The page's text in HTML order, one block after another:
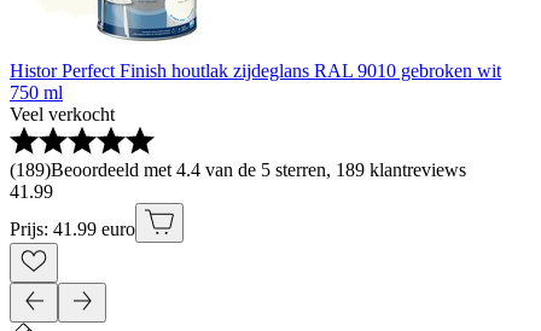
Histor Perfect Finish houtlak zijdeglans RAL 9010 gebroken wit
750 ml
Veel verkocht
(189)Beoordeeld met 4.4 van de 5 sterren, 189 klantreviews
41 .99
Prijs: 41.99 euro